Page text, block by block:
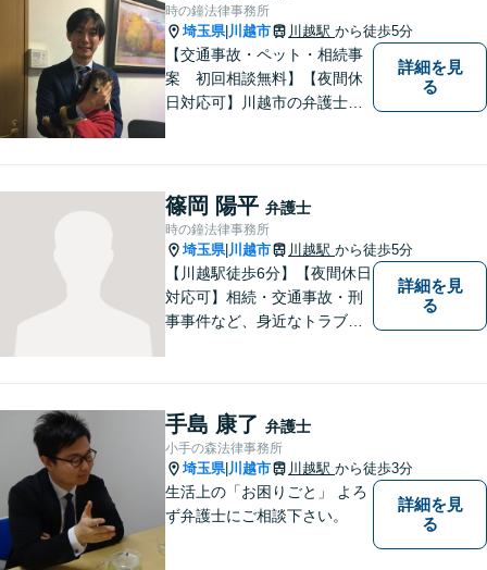
時の鐘法律事務所
埼玉県| 川越市 川越駅 から徒歩5分
【交通事故・ペット・相続事
案 初回相談無料】【夜間休
日対応可】川越市の弁護士で
詳細を見
る
篠岡 陽平 弁護士
時の鐘法律事務所
埼玉県| 川越市 川越駅 から徒歩5分
【川越駅徒歩6分】【夜間休日
対応可】相続・交通事故・刑
事事件など、身近なトラブル
よう尽力します。お困りごと
があれば、お気軽にご連絡く
ださい。
詳細を見
る
手島 康了 弁護士
小手の森法律事務所
埼玉県| 川越市 川越駅 から徒歩3分
生活上の「お困りごと」 よろ
ず弁護士にご相談下さい。
詳細を見
る